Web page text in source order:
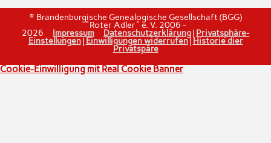
© Brandenburgische Genealogische Gesellschaft (BGG)
"Roter Adler" e. V. 2006 -
2026 Impressum Datenschutzerklärung| Privatsphäre-
Einstellungen| Einwilligungen widerrufen|Historie dier
Privatspäre
Cookie-Einwilligung mit Real Cookie Banner